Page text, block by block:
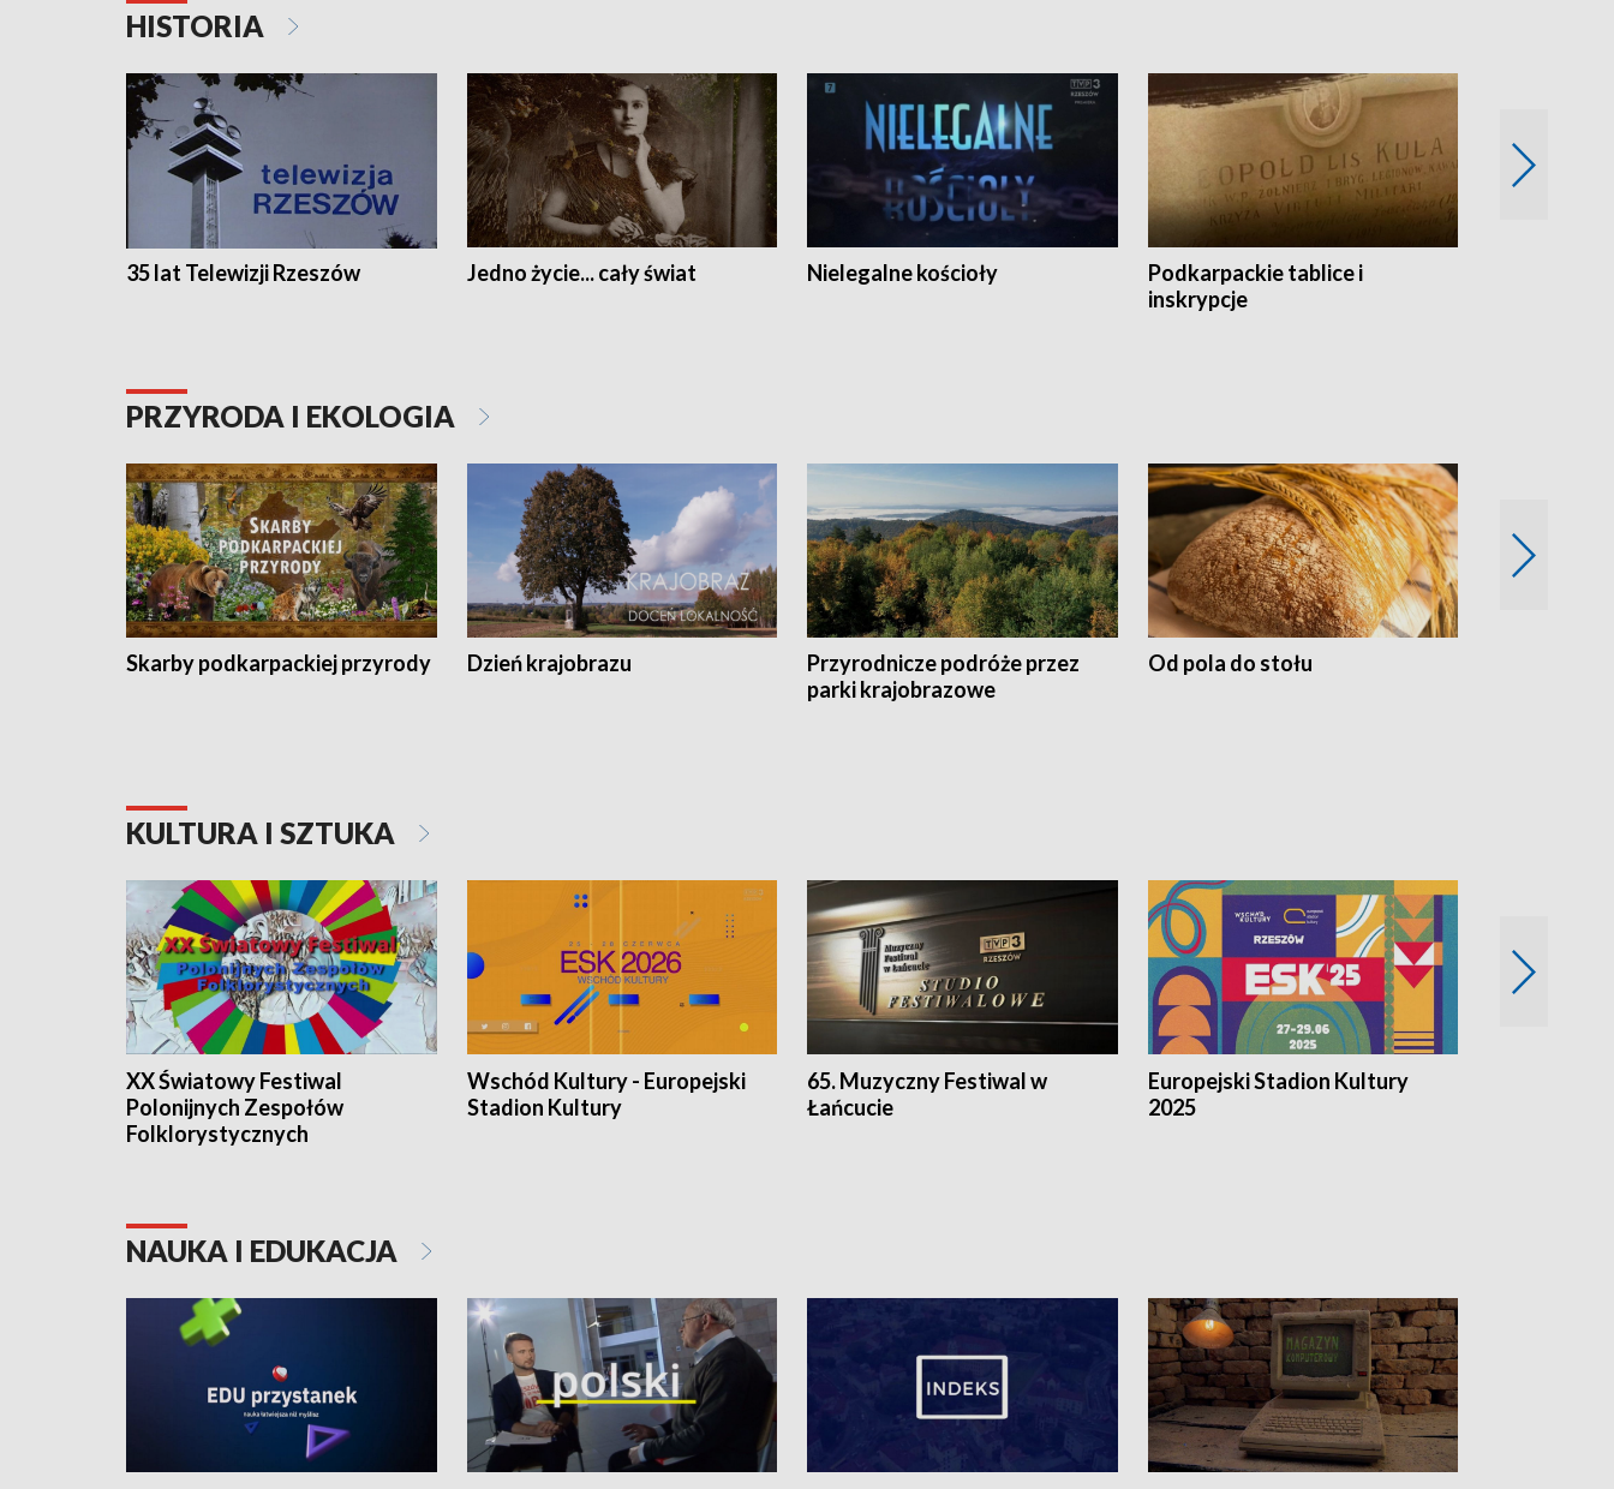
HISTORIA
35 lat Telewizji Rzeszów Jedno życie... cały świat Nielegalne kościoły
Podkarpackie tablice i
inskrypcje
PRZYRODA I EKOLOGIA
Skarby podkarpackiej przyrody Dzień krajobrazu
Przyrodnicze podróże przez
parki krajobrazowe
Od pola do stołu
KULTURA I SZTUKA
XX Światowy Festiwal
Polonijnych Zespołów
Folklorystycznych
Wschód Kultury - Europejski
Stadion Kultury
65. Muzyczny Festiwal w
Łańcucie
Europejski Stadion Kultury
2025
NAUKA I EDUKACJA